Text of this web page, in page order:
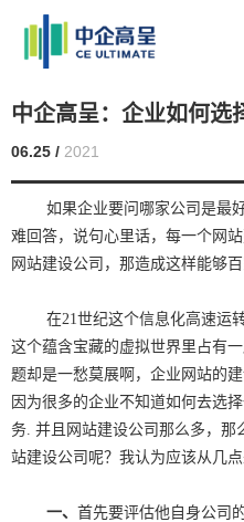
中企高呈：企业如何选
06.25 / 2021
如果企业要问哪家公司是最
难回答，说句心里话，每一个网
网站建设公司，那造成这样能够
在21世纪这个信息化高速运
这个蕴含宝藏的虚拟世界里占有
题却是一愁莫展啊，企业网站的
因为很多的企业不知道如何去选
务. 并且网站建设公司那么多，那
站建设公司呢？我认为应该从几
一、 首先要评估他自身公司